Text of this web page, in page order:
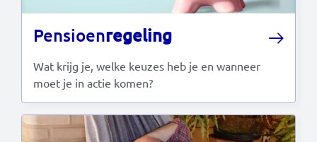
Pensioenregeling
Wat krijg je, welke keuzes heb je en wanneer
moet je in actie komen?